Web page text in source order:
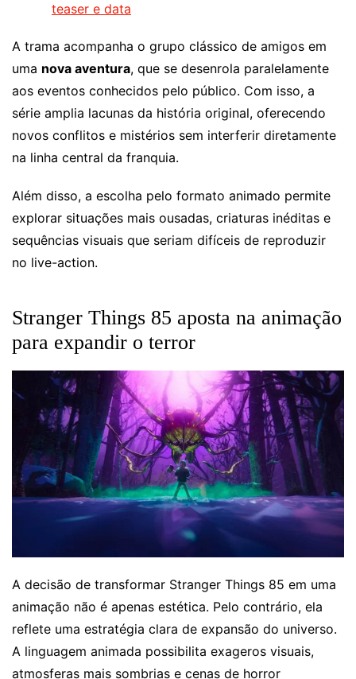
teaser e data
A trama acompanha o grupo clássico de amigos em
uma nova aventura, que se desenrola paralelamente
aos eventos conhecidos pelo público. Com isso, a
série amplia lacunas da história original, oferecendo
novos conflitos e mistérios sem interferir diretamente
na linha central da franquia.
Além disso, a escolha pelo formato animado permite
explorar situações mais ousadas, criaturas inéditas e
sequências visuais que seriam difíceis de reproduzir
no live-action.
Stranger Things 85 aposta na animação
para expandir o terror
A decisão de transformar Stranger Things 85 em uma
animação não é apenas estética. Pelo contrário, ela
reflete uma estratégia clara de expansão do universo.
A linguagem animada possibilita exageros visuais,
atmosferas mais sombrias e cenas de horror